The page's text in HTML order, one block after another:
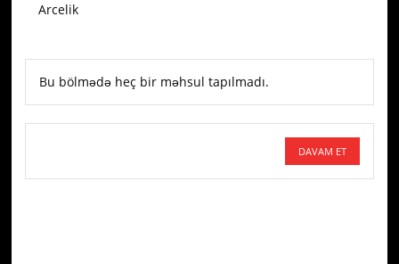
Arcelik
Bu bölmədə heç bir məhsul tapılmadı.
DAVAM ET